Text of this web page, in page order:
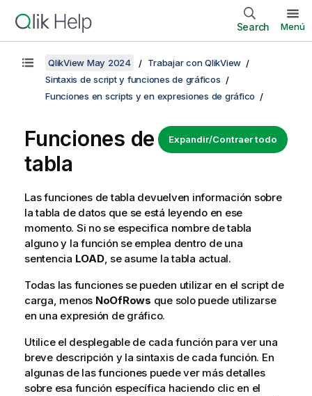
Search Menú
QlikView May 2024
Trabajar con QlikView
Sintaxis de script y funciones de gráficos
Funciones en scripts y en expresiones de gráfico
Expandir/Contraer todo
Funciones de
tabla
Las funciones de tabla devuelven información sobre
la tabla de datos que se está leyendo en ese
momento. Si no se especifica nombre de tabla
alguno y la función se emplea dentro de una
sentencia LOAD, se asume la tabla actual.
Todas las funciones se pueden utilizar en el script de
carga, menos NoOfRows que solo puede utilizarse
en una expresión de gráfico.
Utilice el desplegable de cada función para ver una
breve descripción y la sintaxis de cada función. En
algunas de las funciones puede ver más detalles
sobre esa función específica haciendo clic en el